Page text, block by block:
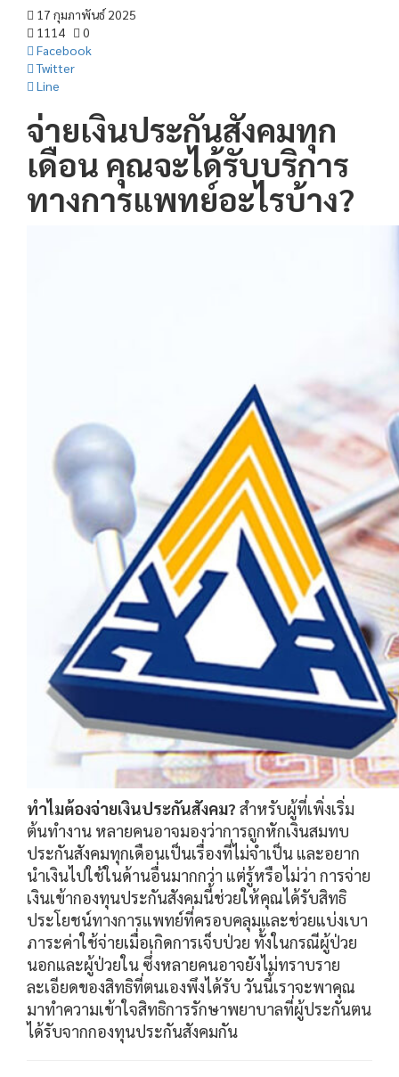
17 กุมภาพันธ์ 2025
1114
0
Facebook
Twitter
Line
จ่ายเงินประกันสังคมทุก
เดือน คุณจะได้รับบริการ
ทางการแพทย์อะไรบ้าง?
ทำไมต้องจ่ายเงินประกันสังคม? สำหรับผู้ที่เพิ่งเริ่ม
ต้นทำงาน หลายคนอาจมองว่าการถูกหักเงินสมทบ
ประกันสังคมทุกเดือนเป็นเรื่องที่ไม่จำเป็น และอยาก
นำเงินไปใช้ในด้านอื่นมากกว่า แต่รู้หรือไม่ว่า การจ่าย
เงินเข้ากองทุนประกันสังคมนี้ช่วยให้คุณได้รับสิทธิ
ประโยชน์ทางการแพทย์ที่ครอบคลุมและช่วยแบ่งเบา
ภาระค่าใช้จ่ายเมื่อเกิดการเจ็บป่วย ทั้งในกรณีผู้ป่วย
นอกและผู้ป่วยใน ซึ่งหลายคนอาจยังไม่ทราบราย
ละเอียดของสิทธิที่ตนเองพึงได้รับ วันนี้เราจะพาคุณ
มาทำความเข้าใจสิทธิการรักษาพยาบาลที่ผู้ประกันตน
ได้รับจากกองทุนประกันสังคมกัน